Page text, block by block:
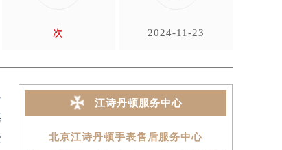
次 2024-11-23
江诗丹顿服务中心
北京江诗丹顿手表售后服务中心